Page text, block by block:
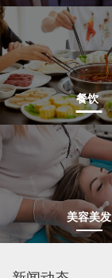
餐饮
美容美发